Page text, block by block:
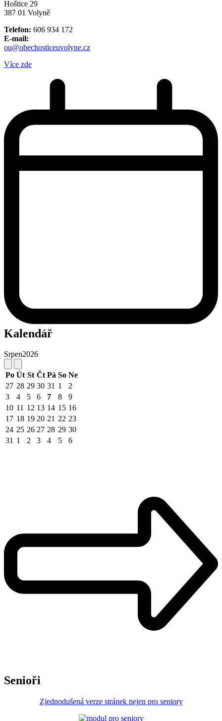
Hoštice 29
387 01 Volyně
Telefon: 606 934 172
E-mail:
ou@obechosticeuvolyne.cz
Více zde
Kalendář
Srpen2026
Po Út St Čt Pá So Ne
27 28 29 30 31 1
2
3
4 5 6 7 8
9
10 11 12 13 14 15 16
17 18 19 20 21 22 23
24 25 26 27 28 29 30
31 1 2 3 4 5 6
Senioři
Zjednodušená verze stránek nejen pro seniory